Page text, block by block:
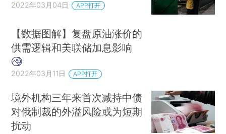
2022年03月04日 APP打开
【数据图解】复盘原油涨价的
供需逻辑和美联储加息影响
2022年03月11日 APP打开
境外机构三年来首次减持中债
对俄制裁的外溢风险或为短期
扰动